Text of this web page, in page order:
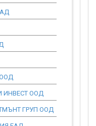
ИНВЕСТ ООД
ГРУП ООД